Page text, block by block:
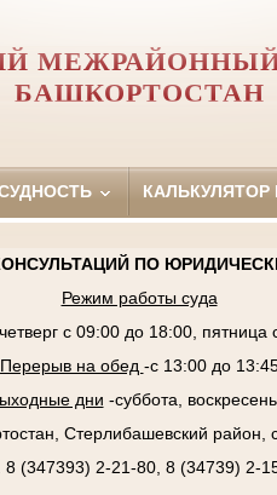
БАШКОРТОСТАН
ПО
Режим работы суда
с 09:00 до 18:00, пятница
Перерыв на обед -с 13:00 до
дни -суббота,
Стерлибашевский
8 (347393) 2-21-80, 8 (34739) 2-